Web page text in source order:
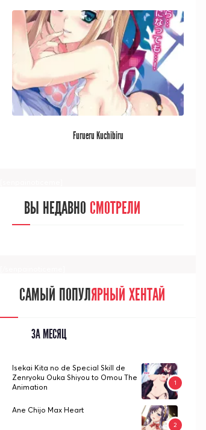
ВЫ НЕДАВНОСМОТРЕЛИ
[/senpainoticeme]
САМЫЙ ПОПУЛЯРНЫЙ АНИМЕ
Furueru Kuchibiru
ВЫ НЕДАВНО СМОТРЕЛИ
САМЫЙ ПОПУЛЯРНЫЙ ХЕНТАЙ
ЗА МЕСЯЦ
Isekai Kita no de Special Skill de
Zenryoku Ouka Shiyou to Omou The
Animation
Ane Chijo Max Heart